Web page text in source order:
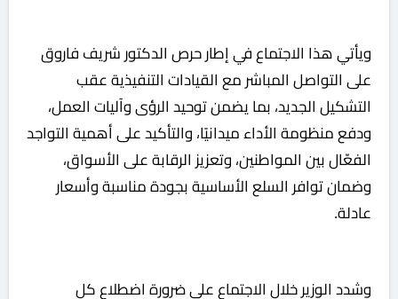
ويأتي هذا الاجتماع في إطار حرص الدكتور شريف فاروق
على التواصل المباشر مع القيادات التنفيذية عقب
التشكيل الجديد، بما يضمن توحيد الرؤى وآليات العمل،
ودفع منظومة الأداء ميدانيًا، والتأكيد على أهمية التواجد
الفعّال بين المواطنين، وتعزيز الرقابة على الأسواق،
وضمان توافر السلع الأساسية بجودة مناسبة وأسعار
عادلة.
وشدد الوزير خلال الاجتماع على ضرورة اضطلاع كل